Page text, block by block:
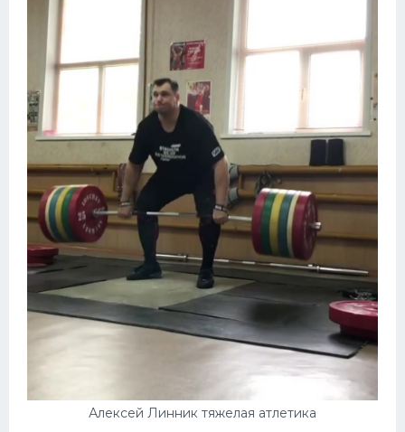
Алексей Линник тяжелая атлетика